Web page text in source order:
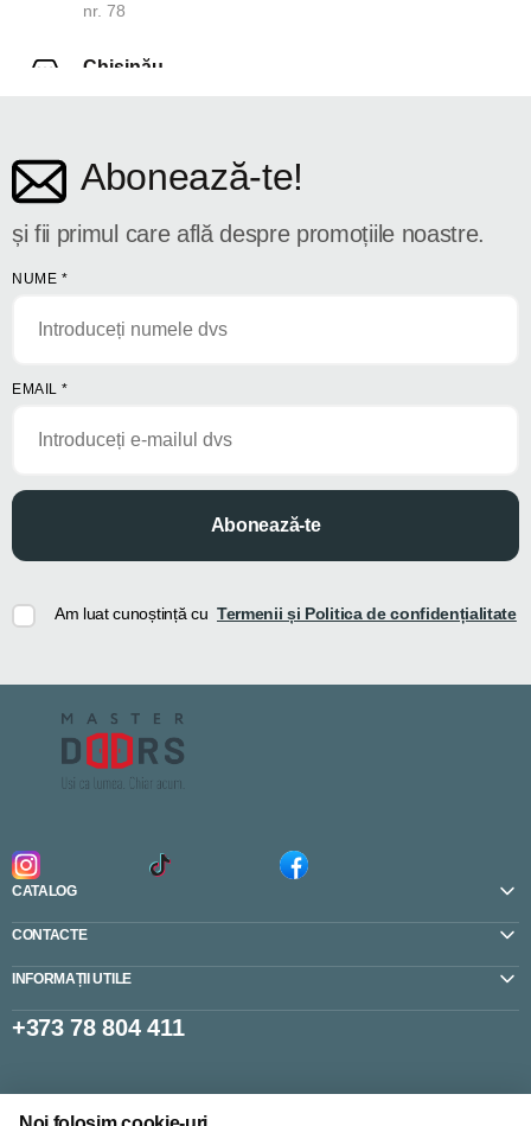
nr. 78
Chișinău
Abonează-te!
și fii primul care află despre promoțiile noastre.
NUME *
EMAIL *
Abonează-te
Am luat cunoștință cu Termenii și Politica de confidențialitate
CATALOG
CONTACTE
INFORMAȚII UTILE
+373 78 804 411
Setări cookie-uri